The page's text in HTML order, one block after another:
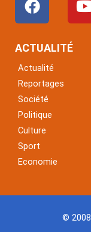
a
c
e
o
o
k
ACTUALITÉ
Actualité
Reportages
Société
Politique
Culture
Sport
Economie
©